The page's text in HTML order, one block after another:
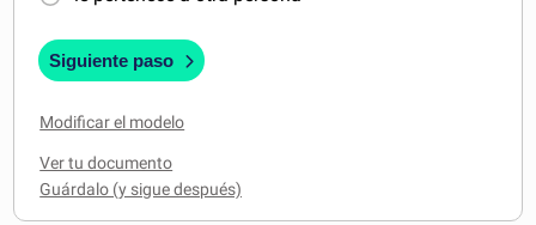
Siguiente paso
Modificar el modelo
Ver tu documento